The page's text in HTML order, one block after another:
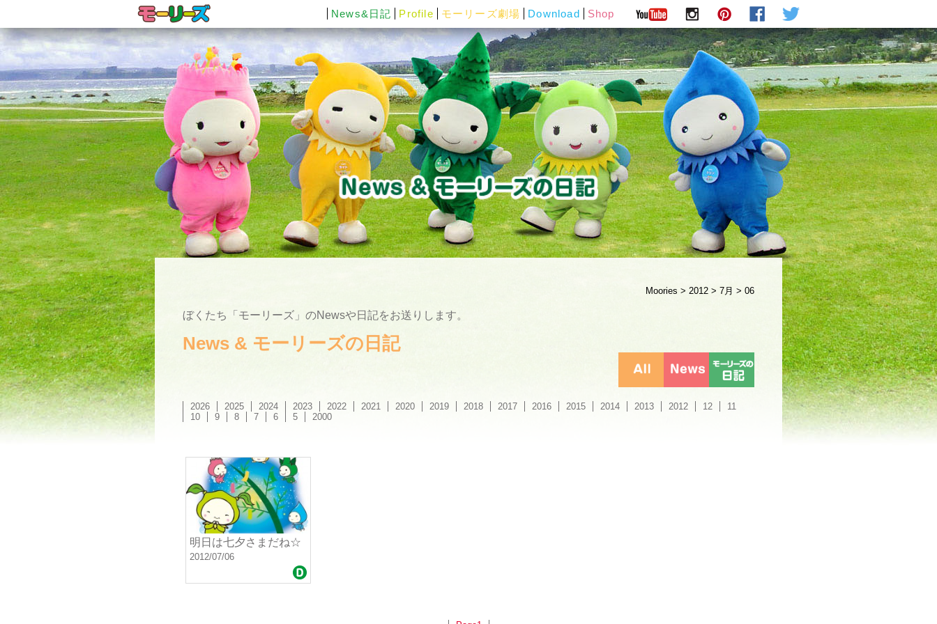
News&日記 Profile モーリーズ劇場 Download Shop
Moories > 2012 > 7月 > 06
ぼくたち「モーリーズ」のNewsや日記をお送りします。
News & モーリーズの日記
2026 2025 2024 2023 2022 2021 2020 2019 2018 2017 2016 2015 2014 2013 2012 12
11
10
9 8 7 6 5 2000
明日は七夕さまだね☆
2012/07/06